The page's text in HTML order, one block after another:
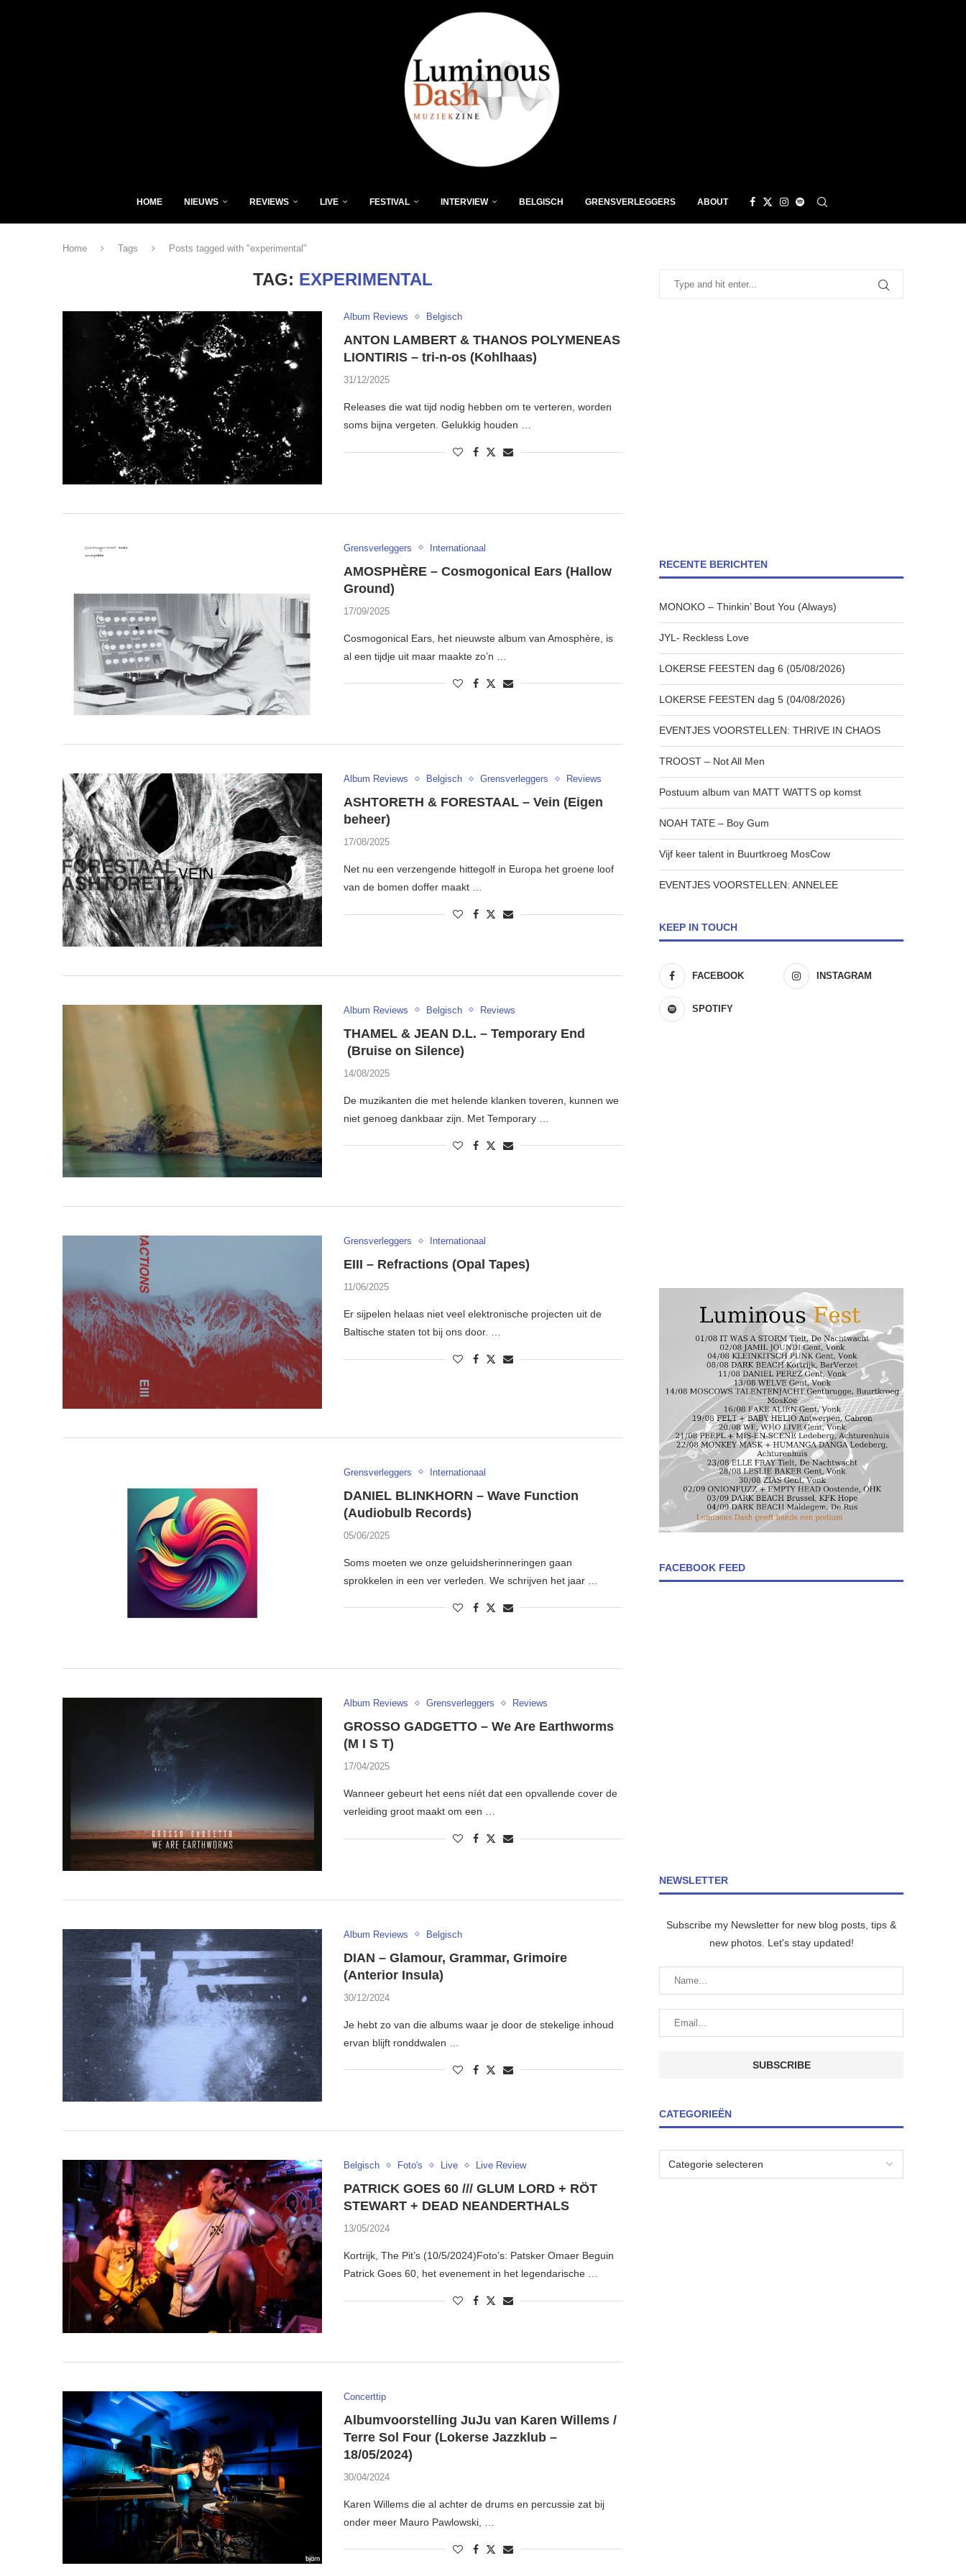
HOME NIEUWS REVIEWS LIVE FESTIVAL INTERVIEW BELGISCH GRENSVERLEGGERS ABOUT
Home Tags Posts tagged with "experimental"
TAG: EXPERIMENTAL
Album Reviews Belgisch
ANTON LAMBERT & THANOS POLYMENEAS
LIONTIRIS – tri-n-os (Kohlhaas)
31/12/2025
Releases die wat tijd nodig hebben om te verteren, worden
soms bijna vergeten. Gelukkig houden …
Grensverleggers Internationaal
AMOSPHÈRE – Cosmogonical Ears (Hallow
Ground)
17/09/2025
Cosmogonical Ears, het nieuwste album van Amosphère, is
al een tijdje uit maar maakte zo’n …
Album Reviews Belgisch Grensverleggers Reviews
ASHTORETH & FORESTAAL – Vein (Eigen
beheer)
17/08/2025
Net nu een verzengende hittegolf in Europa het groene loof
van de bomen doffer maakt …
Album Reviews Belgisch Reviews
THAMEL & JEAN D.L. – Temporary End
(Bruise on Silence)
14/08/2025
De muzikanten die met helende klanken toveren, kunnen we
niet genoeg dankbaar zijn. Met Temporary …
Grensverleggers Internationaal
EIII – Refractions (Opal Tapes)
11/06/2025
Er sijpelen helaas niet veel elektronische projecten uit de
Baltische staten tot bij ons door. …
Grensverleggers Internationaal
DANIEL BLINKHORN – Wave Function
(Audiobulb Records)
05/06/2025
Soms moeten we onze geluidsherinneringen gaan
sprokkelen in een ver verleden. We schrijven het jaar …
Album Reviews Grensverleggers Reviews
GROSSO GADGETTO – We Are Earthworms
(M I S T)
17/04/2025
Wanneer gebeurt het eens níét dat een opvallende cover de
verleiding groot maakt om een …
Album Reviews Belgisch
DIAN – Glamour, Grammar, Grimoire
(Anterior Insula)
30/12/2024
Je hebt zo van die albums waar je door de stekelige inhoud
ervan blijft ronddwalen …
Belgisch Foto's Live Live Review
PATRICK GOES 60 /// GLUM LORD + RÖT
STEWART + DEAD NEANDERTHALS
13/05/2024
Kortrijk, The Pit’s (10/5/2024)Foto’s: Patsker Omaer Beguin
Patrick Goes 60, het evenement in het legendarische …
Concerttip
Albumvoorstelling JuJu van Karen Willems /
Terre Sol Four (Lokerse Jazzklub –
18/05/2024)
30/04/2024
Karen Willems die al achter de drums en percussie zat bij
onder meer Mauro Pawlowski, …
RECENTE BERICHTEN
MONOKO – Thinkin’ Bout You (Always)
JYL- Reckless Love
LOKERSE FEESTEN dag 6 (05/08/2026)
LOKERSE FEESTEN dag 5 (04/08/2026)
EVENTJES VOORSTELLEN: THRIVE IN CHAOS
TROOST – Not All Men
Postuum album van MATT WATTS op komst
NOAH TATE – Boy Gum
Vijf keer talent in Buurtkroeg MosCow
EVENTJES VOORSTELLEN: ANNELEE
KEEP IN TOUCH
FACEBOOK INSTAGRAM
SPOTIFY
FACEBOOK FEED
NEWSLETTER
Subscribe my Newsletter for new blog posts, tips &
new photos. Let's stay updated!
CATEGORIEËN